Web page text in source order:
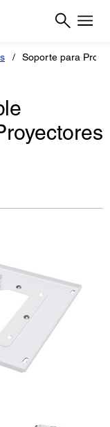
Soporte para